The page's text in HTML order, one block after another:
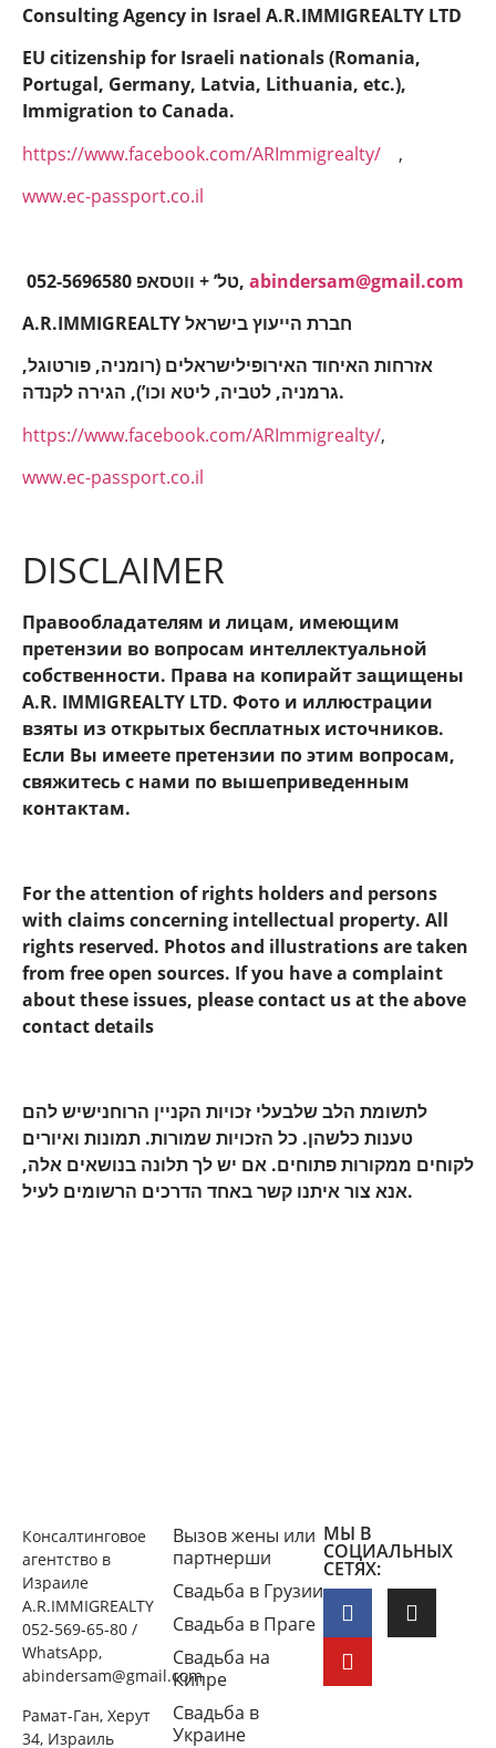
Consulting Agency in Israel A.R.IMMIGREALTY LTD
EU citizenship for Israeli nationals (Romania,
Portugal, Germany, Latvia, Lithuania, etc.),
Immigration to Canada.
https://www.facebook.com/ARImmigrealty/ ,
www.ec-passport.co.il
052-5696580 טל’ + ווטסאפ, abindersam@gmail.com
A.R.IMMIGREALTY חברת הייעוץ בישראל
אזרחות האיחוד האירופילישראלים (רומניה, פורטוגל,
גרמניה, לטביה, ליטא וכו’), הגירה לקנדה.
https://www.facebook.com/ARImmigrealty/,
www.ec-passport.co.il
DISCLAIMER
Правообладателям и лицам, имеющим
претензии во вопросам интеллектуальной
собственности. Права на копирайт защищены
A.R. IMMIGREALTY LTD. Фото и иллюстрации
взяты из открытых бесплатных источников.
Если Вы имеете претензии по этим вопросам,
свяжитесь с нами по вышеприведенным
контактам.
For the attention of rights holders and persons
with claims concerning intellectual property. All
rights reserved. Photos and illustrations are taken
from free open sources. If you have a complaint
about these issues, please contact us at the above
contact details
לתשומת הלב שלבעלי זכויות הקניין הרוחנישיש להם
טענות כלשהן. כל הזכויות שמורות. תמונות ואיורים
לקוחים ממקורות פתוחים. אם יש לך תלונה בנושאים אלה,
אנא צור איתנו קשר באחד הדרכים הרשומים לעיל.
Консалтинговое
агентство в
Израиле
A.R.IMMIGREALTY
052-569-65-80 /
WhatsApp,
abindersam@gmail.com
Рамат-Ган, Херут
34, Израиль
Вызов жены или
партнерши
Свадьба в Грузии
Свадьба в Праге
Свадьба на
Кипре
Свадьба в
Украине
МЫ В
СОЦИАЛЬНЫХ
СЕТЯХ: